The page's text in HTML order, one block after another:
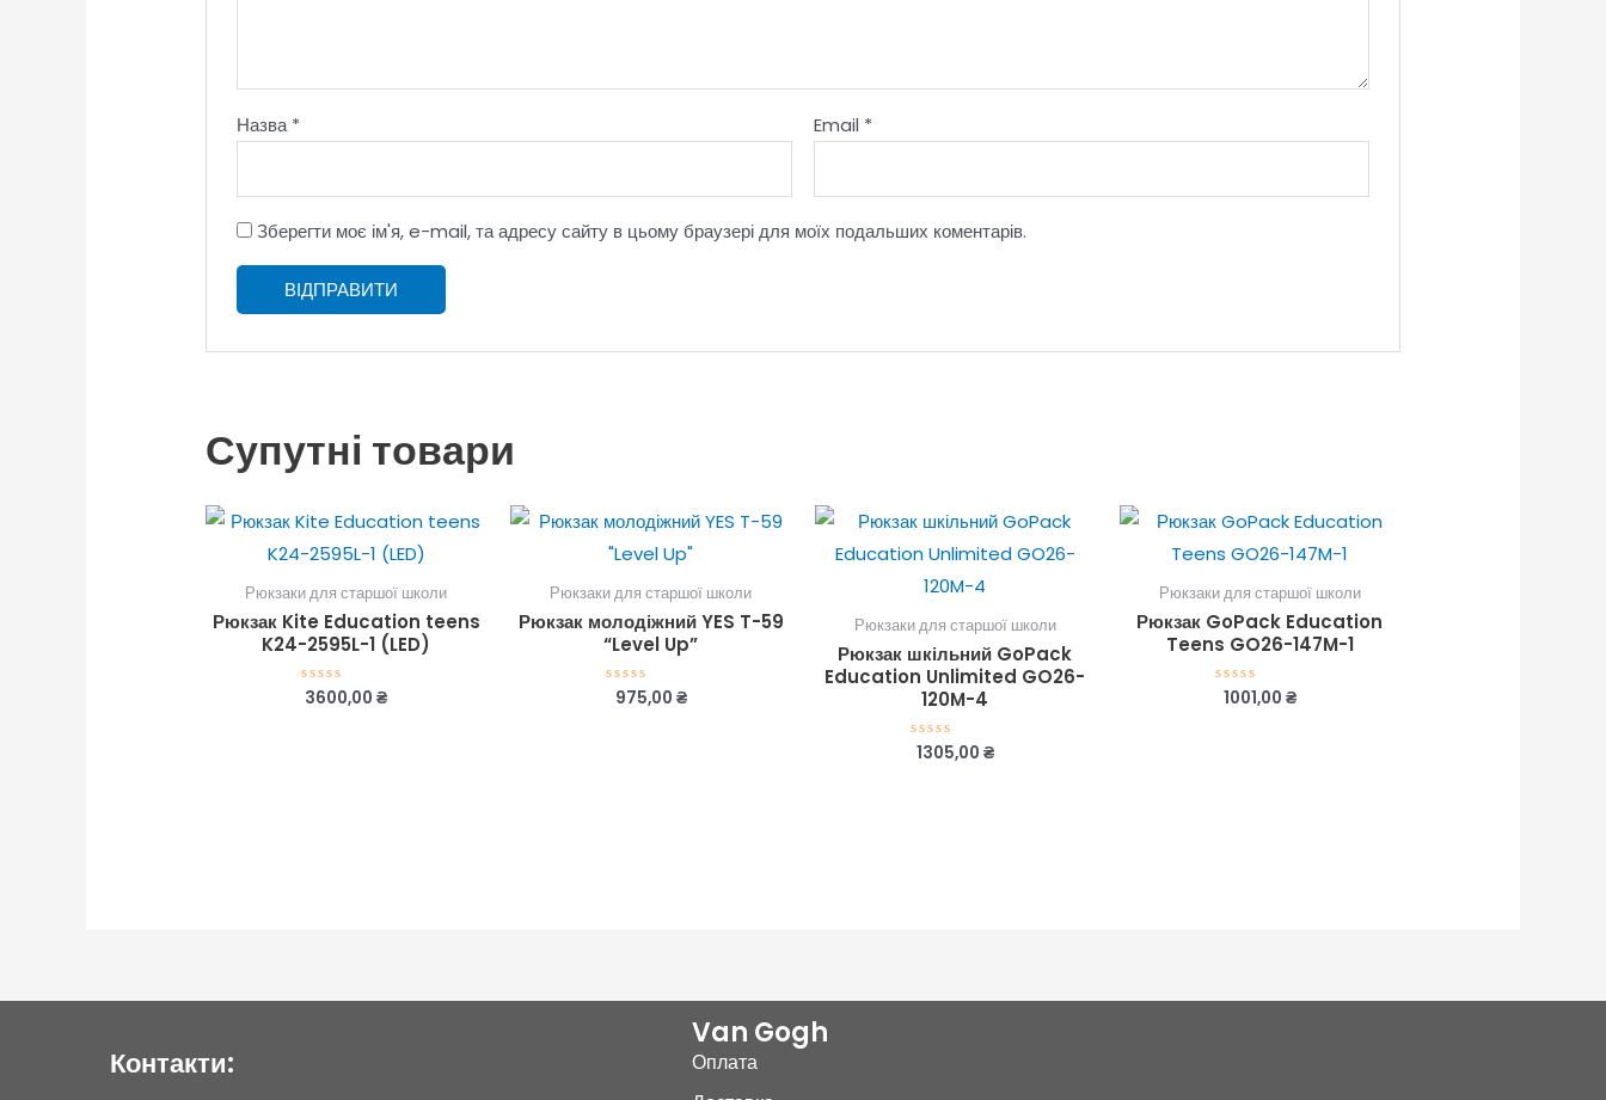
Назва* Email *
Зберегти моє ім'я, e-mail, та адресу сайту в цьому браузері для моїх подальших коментарів.
Супутні товари
Рюкзаки для старшої школи
Рюкзак Kite Education teens
K24-2595L-1 (LED)
Оцінено
3600,00₴
Рюкзаки для старшої школи
Рюкзак молодіжний YES T-59
“Level Up”
Оцінено
975,00 ₴
Рюкзаки для старшої школи
Рюкзак шкільний GoPack
Education Unlimited GO26-
120M-4
Оцінено
1305,00 ₴
Рюкзаки для старшої школи
Рюкзак GoPack Education
Teens GO26-147M-1
Оцінено
1001,00 ₴
Контакти:
Van Gogh
Оплата